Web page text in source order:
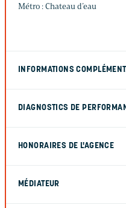
Métro : Chateau d’eau
INFORMATIONS
DIAGNOSTICS DE
HONORAIRES DE L'AGENCE
MÉDIATEUR